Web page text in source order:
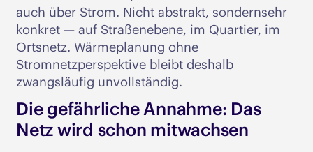
auch über Strom. Nicht abstrakt, sondernsehr
konkret — auf Straßenebene, im Quartier, im
Ortsnetz. Wärmeplanung ohne
Stromnetzperspektive bleibt deshalb
zwangsläufig unvollständig.
Die gefährliche Annahme: Das
Netz wird schon mitwachsen